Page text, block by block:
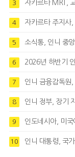
3 자카르타 MRT,
4 자카르타 주지사
5 소식통, 인니 중
6 2026년 하반기
7 인니 금융감독원,
8 인니 정부, 장기
9 인도네시아, 미
10 인니 대통령, 국